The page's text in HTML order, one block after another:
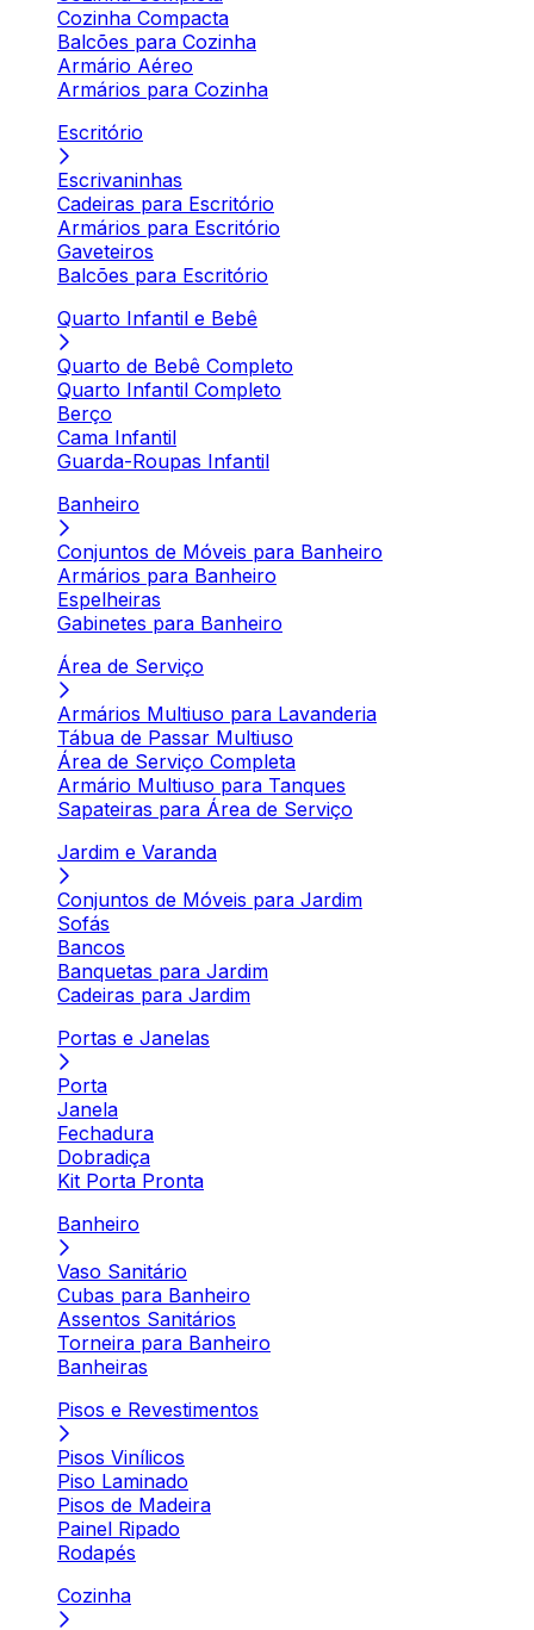
Cozinha Compacta
Balcões para Cozinha
Armário Aéreo
Armários para Cozinha
Escritório
Escrivaninhas
Cadeiras para Escritório
Armários para Escritório
Gaveteiros
Balcões para Escritório
Quarto Infantil e Bebê
Quarto de Bebê Completo
Quarto Infantil Completo
Berço
Cama Infantil
Guarda-Roupas Infantil
Banheiro
Conjuntos de Móveis para Banheiro
Armários para Banheiro
Espelheiras
Gabinetes para Banheiro
Área de Serviço
Armários Multiuso para Lavanderia
Tábua de Passar Multiuso
Área de Serviço Completa
Armário Multiuso para Tanques
Sapateiras para Área de Serviço
Jardim e Varanda
Conjuntos de Móveis para Jardim
Sofás
Bancos
Banquetas para Jardim
Cadeiras para Jardim
Portas e Janelas
Porta
Janela
Fechadura
Dobradiça
Kit Porta Pronta
Banheiro
Vaso Sanitário
Cubas para Banheiro
Assentos Sanitários
Torneira para Banheiro
Banheiras
Pisos e Revestimentos
Pisos Vinílicos
Piso Laminado
Pisos de Madeira
Painel Ripado
Rodapés
Cozinha